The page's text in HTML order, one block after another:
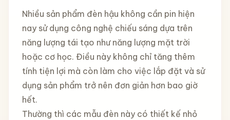
Nhiều sản phẩm đèn hậu không cần pin hiện
nay sử dụng công nghệ chiếu sáng dựa trên
năng lượng tái tạo như năng lượng mặt trời
hoặc cơ học. Điều này không chỉ tăng thêm
tính tiện lợi mà còn làm cho việc lắp đặt và sử
dụng sản phẩm trở nên đơn giản hơn bao giờ
hết.
Thường thì các mẫu đèn này có thiết kế nhỏ